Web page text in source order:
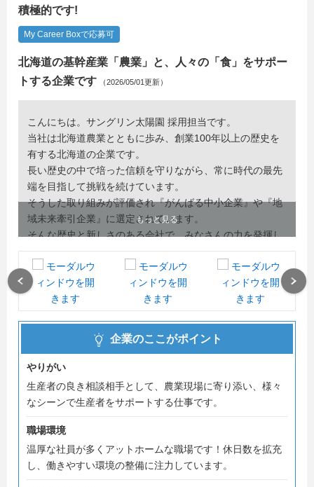
積極的です!
My Career Boxで応募可
北海道の基幹産業「農業」と、人々の「食」をサポー
トする企業です （2026/05/01更新）
こんにちは。サングリン太陽園 採用担当です。
当社は北海道農業とともに歩み、創業100年以上の歴史を
有する北海道の企業です。
長い歴史の中で培った信頼を守りながら、常に時代の最先
端を目指して挑戦を続けています。
そうした取り組みが評価され『がんばる中小企業』や『地
域未来牽引企業』に選定されています。
そんな歴史と新しさのある会社で、みなさんの力を発揮し
てみませんか？
現在、1時間程度で会社の概要がつかめるオンライン説明
会のご案内を行っています。
興味がございましたら、お気軽にエントリーをお願いしま
もっと見る
企業のここがポイント
やりがい
生産者の良き相談相手として、農業現場に寄り添い、様々
なシーンで生産者をサポートする仕事です。
職場環境
温厚な社員が多くアットホームな職場です！休日数を拡充
し、働きやすい環境の整備に注力しています。